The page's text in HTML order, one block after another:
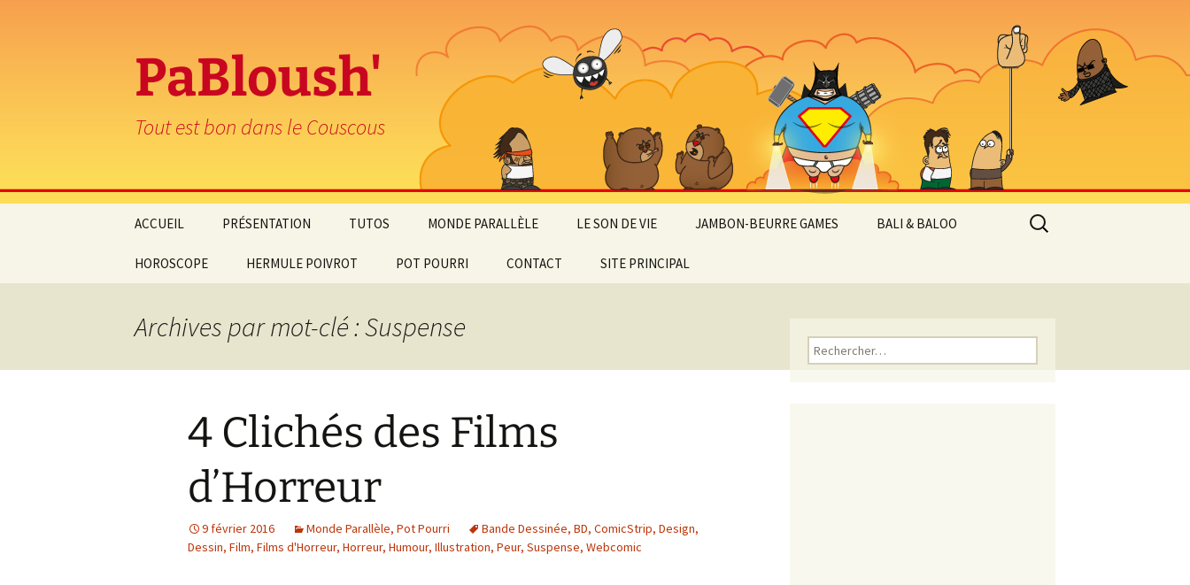
PaBloush'
Tout est bon dans le Couscous
contenu
ACCUEIL PRÉSENTATION TUTOS MONDE PARALLÈLE LE SON DE VIE JAMBON-BEURRE GAMES BALI & BALOO
HOROSCOPE HERMULE POIVROT POT POURRI CONTACT SITE PRINCIPAL
Rechercher :
Archives par mot-clé : Suspense
4 Clichés des Films
d’Horreur
9 février 2016 Monde Parallèle, Pot Pourri Bande Dessinée, BD, ComicStrip, Design,
Dessin, Film, Films d'Horreur, Horreur, Humour, Illustration, Peur, Suspense, Webcomic
Rechercher :